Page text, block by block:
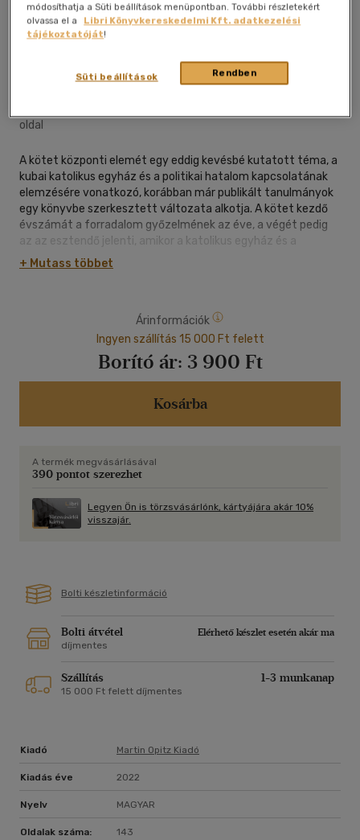
oldal
A kötet központi elemét egy eddig kevésbé kutatott téma, a
kubai katolikus egyház és a politikai hatalom kapcsolatának
elemzésére vonatkozó, korábban már publikált tanulmányok
egy könyvbe szerkesztett változata alkotja. A kötet kezdő
évszámát a forradalom győzelmének az éve, a végét pedig
az az esztendő jelenti, amikor a katolikus egyház és a
hatalom viszonyában cezúra következett azzal, hogy a
Castro-rezsim 1961-ben a spanyol, illetve idegen származású
Eisenhower elnök megszüntette a diplomácia kapcsolatot a
szigetországgal. Még ebben az évben Fidel Castro
egyértelművé tette a világ számára, hogy Kuba kommunista
útra lép. Ez utóbbi tény jelentős mértékben befolyásolta a
kubai katolikus egyház helyzetét, az állam és az egyház
+ Mutass többet
Árinformációk
Ingyen szállítás 15 000 Ft felett
Borító ár: 3 900 Ft
Kosárba
A termék megvásárlásával
390 pontot szerezhet
Legyen Ön is törzsvásárlónk, kártyájára akár 10%
visszajár.
Bolti készletinformáció
Bolti átvétel
Elérhető készlet esetén akár ma
díjmentes
Szállítás 1-3 munkanap
15 000 Ft felett díjmentes
Kiadó Martin Opitz Kiadó
Kiadás éve 2022
Nyelv MAGYAR
Oldalak száma: 143
módosíthatja a Süti beállítások menüpontban. További részletekért
olvassa el a
Libri Könyvkereskedelmi Kft. adatkezelési
tájékoztatóját!
Rendben
Süti beállítások